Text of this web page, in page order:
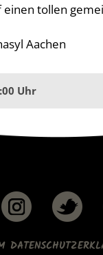
tollen
Aachen